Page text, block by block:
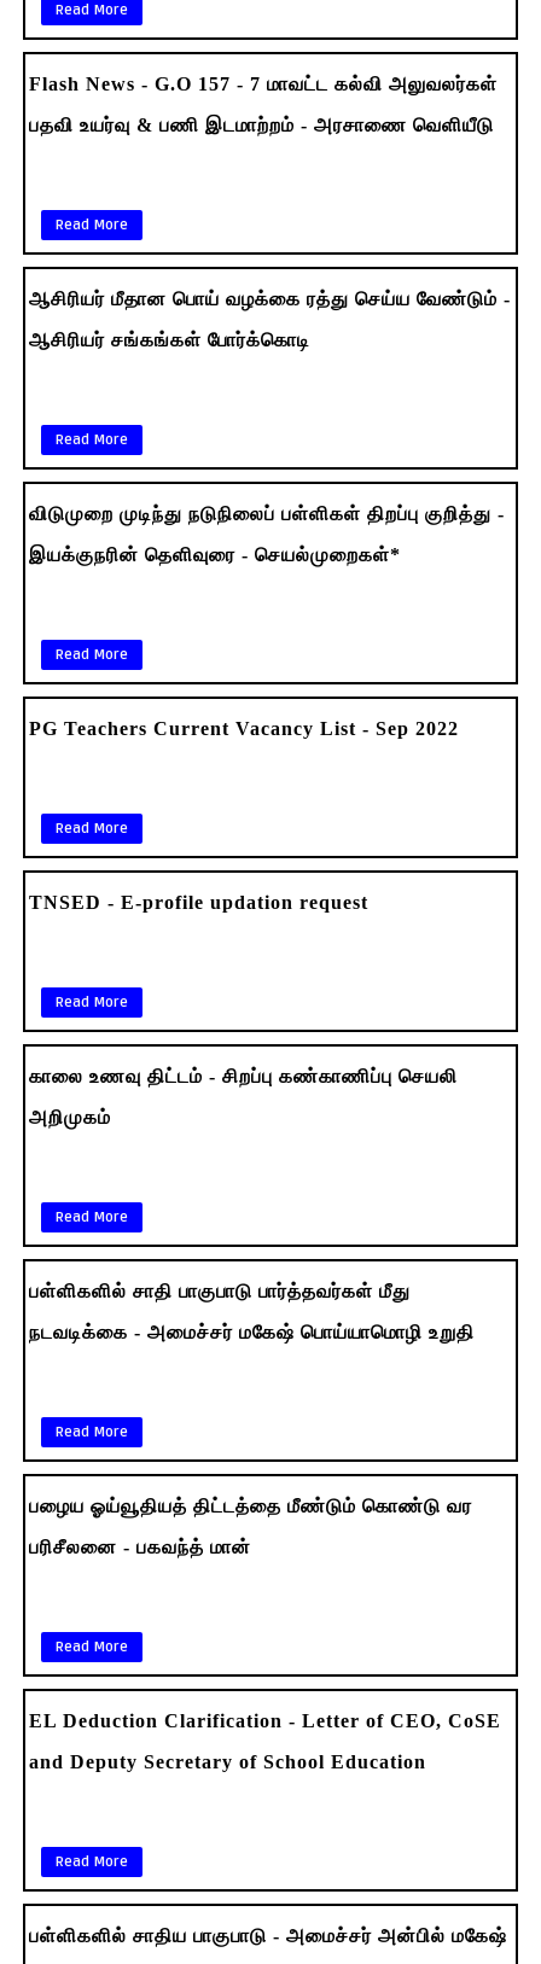
Read More
Flash News - G.O 157 - 7 மாவட்ட கல்வி அலுவலர்கள்
பதவி உயர்வு & பணி இடமாற்றம் - அரசாணை வெளியீடு
Read More
ஆசிரியர் மீதான பொய் வழக்கை ரத்து செய்ய வேண்டும் -
ஆசிரியர் சங்கங்கள் போர்க்கொடி
Read More
விடுமுறை முடிந்து நடுநிலைப் பள்ளிகள் திறப்பு குறித்து -
இயக்குநரின் தெளிவுரை - செயல்முறைகள்*
Read More
PG Teachers Current Vacancy List - Sep 2022
Read More
TNSED - E-profile updation request
Read More
காலை உணவு திட்டம் - சிறப்பு கண்காணிப்பு செயலி
அறிமுகம்
Read More
பள்ளிகளில் சாதி பாகுபாடு பார்த்தவர்கள் மீது
நடவடிக்கை - அமைச்சர் மகேஷ் பொய்யாமொழி உறுதி
Read More
பழைய ஓய்வூதியத் திட்டத்தை மீண்டும் கொண்டு வர
பரிசீலனை - பகவந்த் மான்
Read More
EL Deduction Clarification - Letter of CEO, CoSE
and Deputy Secretary of School Education
Read More
பள்ளிகளில் சாதிய பாகுபாடு - அமைச்சர் அன்பில் மகேஷ்